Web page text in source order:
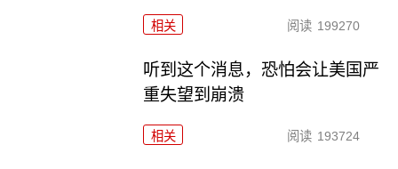
相关 阅读 199270
听到这个消息，恐怕会让美国严
重失望到崩溃
相关 阅读 193724